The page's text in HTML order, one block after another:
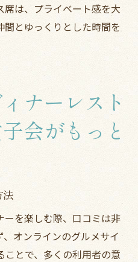
席は、プライベート感を大
とゆっくりとした時間を
ナーレスト
会がもっと
法
を楽しむ際、口コミは非
オンラインのグルメサイ
ことで、多くの利用者の意